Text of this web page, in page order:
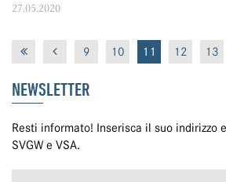
27.05.2020
9 10 11 12 13
NEWSLETTER
Resti informato! Inserisca il suo indirizzo
SVGW e VSA.